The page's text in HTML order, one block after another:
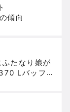
傾向
たなり娘が
Lバッファ